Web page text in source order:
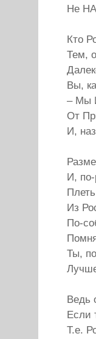
Не
Кто
Тем,
Вы,
– Мы
От
И,
И,
Из
По-
Ты,
Ведь
Если
Т.е.